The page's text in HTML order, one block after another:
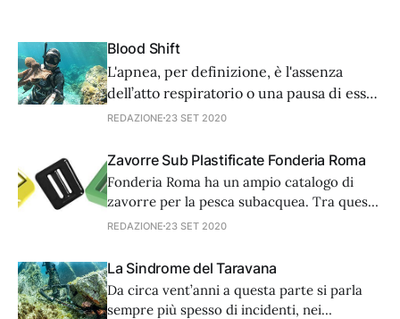
Blood Shift
L'apnea, per definizione, è l'assenza
dell’atto respiratorio o una pausa di esso
per un determinato lasso di tempo.
respirazione, ma ovviamente non lo
scambio gassoso; si ha quindi una
progressiva riduzione della
concentrazione di ossigeno nell'aria
REDAZIONE 23 SET 2020
Zavorre Sub Plastificate Fonderia Roma
Fonderia Roma ha un ampio catalogo di
zavorre per la pesca subacquea. Tra queste
i pesi plastificati, oltre ad essere anatomici
strato plastificato che rende ancor più
liscia la superficie e non permette all’acqua
di mare di “aggredire” il piombo. Le
REDAZIONE 23 SET 2020
La Sindrome del Taravana
Da circa vent’anni a questa parte si parla
sempre più spesso di incidenti, nei